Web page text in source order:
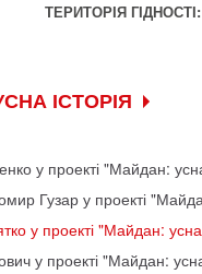
ТЕРИТОРІЯ
ІСТОРІЯ
у проекті "Майдан:
Гузар у проекті
у проекті "Майдан: усна
у проекті "Майдан: усна